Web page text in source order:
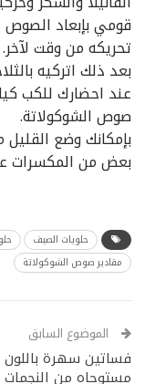
قومي بإبعاد الصوص
تحريكه من وقت لآخر.
بعد ذلك اتركيه
عند احضارك للكب
صوص الشوكولاتة.
بإمكانك وضع القليل
بعض من المكسرات
حلويات الصيف
مقادير صوص الشوكولاتة
الموضوع السابق
فساتين سهرة باللون
مستوحاه من النجمات